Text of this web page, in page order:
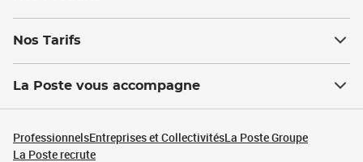
Nos Tarifs
La Poste vous accompagne
ProfessionnelsEntreprises et CollectivitésLa Poste Groupe
La Poste recrute